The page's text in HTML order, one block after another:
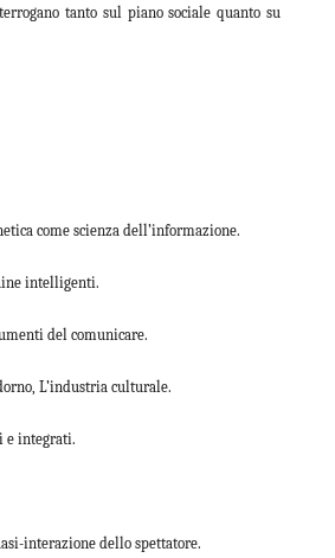
tanto sul piano sociale quanto su
come scienza dell’informazione.
intelligenti.
del comunicare.
L’industria culturale.
e integrati.
interazione dello spettatore.